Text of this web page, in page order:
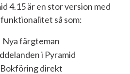
4.15 är en stor version med
så som:
Nya färgteman
i Pyramid
Bokföring direkt